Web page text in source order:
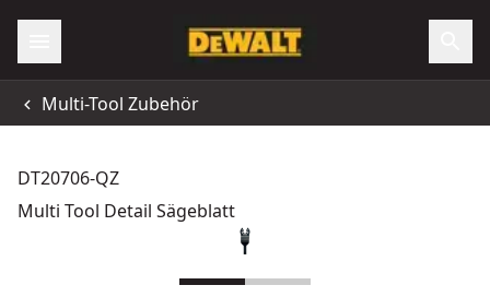
Multi-Tool Zubehör
DT20706-QZ
Multi Tool Detail Sägeblatt